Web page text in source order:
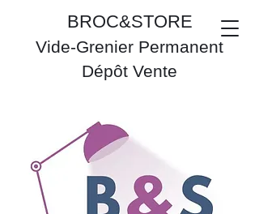
BROC&STORE
Vide-Grenier Permanent
Dépôt Vente